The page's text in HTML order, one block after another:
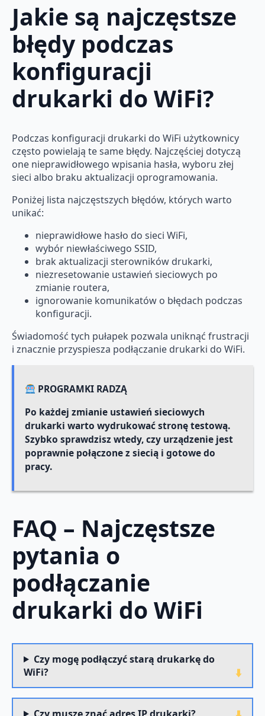
Jakie są najczęstsze
błędy podczas
konfiguracji
drukarki do WiFi?
Podczas konfiguracji drukarki do WiFi użytkownicy
często powielają te same błędy. Najczęściej dotyczą
one nieprawidłowego wpisania hasła, wyboru złej
sieci albo braku aktualizacji oprogramowania.
Poniżej lista najczęstszych błędów, których warto
unikać:
nieprawidłowe hasło do sieci WiFi,
wybór niewłaściwego SSID,
brak aktualizacji sterowników drukarki,
niezresetowanie ustawień sieciowych po
zmianie routera,
ignorowanie komunikatów o błędach podczas
konfiguracji.
Świadomość tych pułapek pozwala uniknąć frustracji
i znacznie przyspiesza podłączanie drukarki do WiFi.
PROGRAMKI RADZĄ
Po każdej zmianie ustawień sieciowych
drukarki warto wydrukować stronę testową.
Szybko sprawdzisz wtedy, czy urządzenie jest
poprawnie połączone z siecią i gotowe do
pracy.
FAQ – Najczęstsze
pytania o
podłączanie
drukarki do WiFi
Czy mogę podłączyć starą drukarkę do
WiFi?